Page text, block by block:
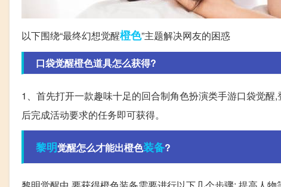
以下围绕“最终幻想觉醒橙色”主题解决网友的困惑
口袋觉醒橙色道具怎么获得?
1、首先打开一款趣味十足的回合制角色扮演类手游口袋觉
后完成活动要求的任务即可获得。
黎明觉醒怎么才能出橙色装备?